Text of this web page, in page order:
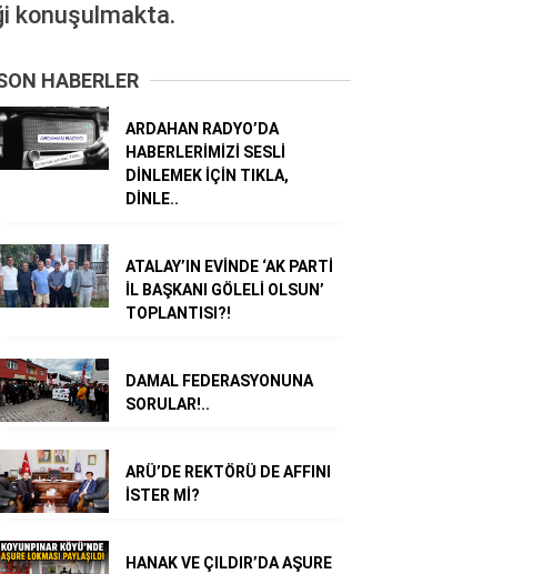
konuşulmakta.
HABERLER
ARDAHAN RADYO’DA
HABERLERİMİZİ SESLİ
DİNLEMEK İÇİN TIKLA,
DİNLE..
ATALAY’IN EVİNDE ‘AK PARTİ
İL BAŞKANI GÖLELİ OLSUN’
TOPLANTISI?!
DAMAL FEDERASYONUNA
SORULAR!..
ARÜ’DE REKTÖRÜ DE AFFINI
İSTER Mİ?
HANAK VE ÇILDIR’DA AŞURE